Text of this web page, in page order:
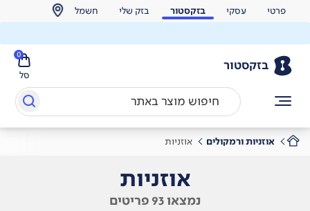
פרטי עסקי בזקסטור בזק שלי חשמל
בזקסטור
סל
0
אוזניות ורמקולים אוזניות
אוזניות
נמצאו 93 פריטים